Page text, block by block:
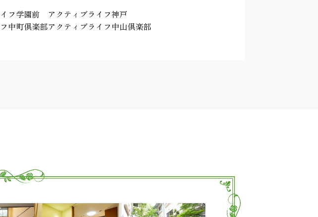
フ学園前
アクティブライフ神戸
中町倶楽部アクティブライフ中山倶楽部